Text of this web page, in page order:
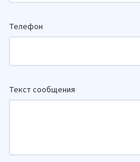
Телефон
Текст сообщения